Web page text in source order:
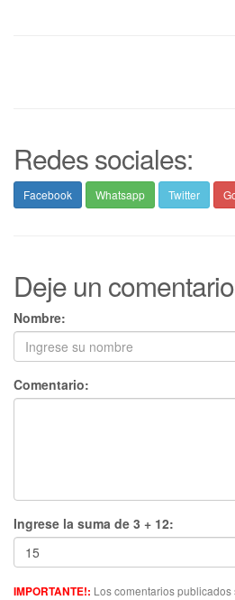
Redes sociales:
Facebook Whatsapp Twitter
Deje un
Nombre:
Comentario:
Ingrese la suma de 3 + 12:
IMPORTANTE!: Los comentarios